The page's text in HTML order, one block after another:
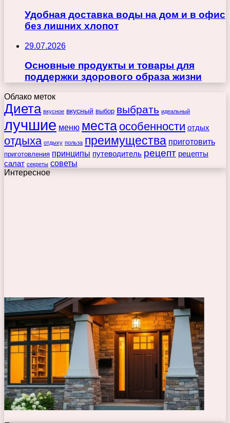
Удобная доставка воды на дом и в офис
без лишних хлопот
29.07.2026
Основные продукты и товары для
поддержки здорового образа жизни
Облако меток
Диета вкусное вкусный выбор выбрать идеальный
лучшие меню места особенности отдых
отдыха отдыху польза преимущества приготовить
приготовления принципы путеводитель рецепт рецепты
салат секреты советы
Интересное